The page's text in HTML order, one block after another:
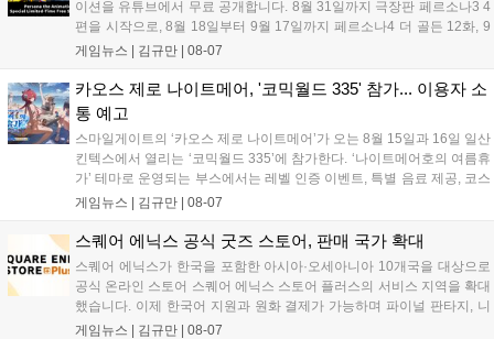
이션을 유튜브에서 무료 공개합니다. 8월 31일까지 극장판 페르소나3 4
편을 시작으로, 8월 18일부터 9월 17일까지 페르소나4 더 골든 12화, 9
월 15일부터 10월 14일까지 페르소나5 시리즈가 순차 공개됩니다. 또한
영상 및 대형 전광판에 소개될 예정입니다....
게임뉴스 | 김규만 | 08-07
카오스 제로 나이트메어, '코믹월드 335' 참가... 이용자 소
통 예고
스마일게이트의 ‘카오스 제로 나이트메어’가 오는 8월 15일과 16일 일산
킨텍스에서 열리는 ‘코믹월드 335’에 참가한다. ‘나이트메어호의 여름휴
가’ 테마로 운영되는 부스에서는 레벨 인증 이벤트, 특별 음료 제공, 코스
프레 모델 포토존 등 다채로운 행사가 진행된다. 유명 코스어 7인이 캐릭
세한 정보는 공식 커뮤니티에서 확인 가능하다....
게임뉴스 | 김규만 | 08-07
스퀘어 에닉스 공식 굿즈 스토어, 판매 국가 확대
스퀘어 에닉스가 한국을 포함한 아시아·오세아니아 10개국을 대상으로
공식 온라인 스토어 스퀘어 에닉스 스토어 플러스의 서비스 지역을 확대
했습니다. 이제 한국어 지원과 원화 결제가 가능하며 파이널 판타지, 니
어 등 주요 게임의 피규어, 굿즈를 구매할 수 있습니다. 신상품이 순차적
게임뉴스 | 김규만 | 08-07